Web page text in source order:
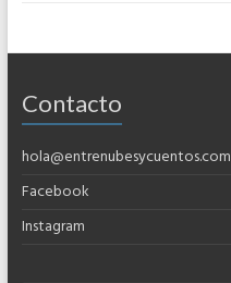
Contacto
hola@entrenubesycuentos.com
Facebook
Instagram